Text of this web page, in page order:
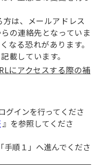
は、メールアドレス
の連絡先となっていま
なる恐れがあります。
載しています。
にアクセスする際の補
グインを行ってくださ
』を参照してくださ
順１」へ進んでくださ